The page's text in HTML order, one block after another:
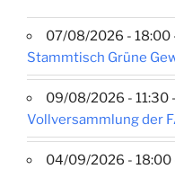
07/08/2026 - 18:00
Stammtisch Grüne
09/08/2026 - 11:30
Vollversammlung der
04/09/2026 - 18:00